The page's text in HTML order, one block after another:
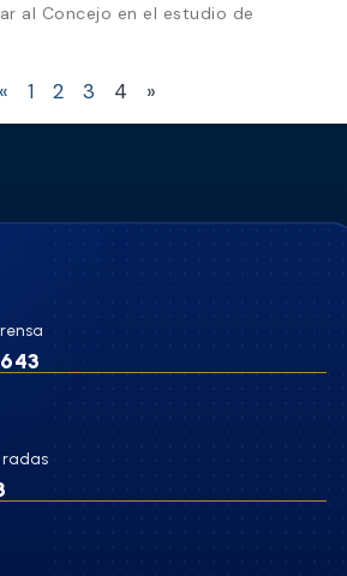
al Concejo en el estudio de
« 1 2 3 4 »